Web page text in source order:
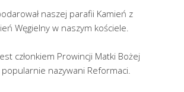
naszej parafii Kamień z
Węgielny w naszym kościele.
członkiem Prowincji Matki Bożej
nazywani Reformaci.